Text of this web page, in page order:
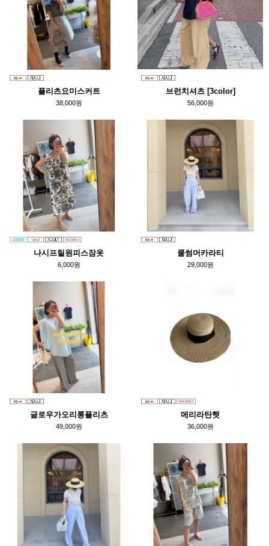
플리츠요미스커트
38,000원
브런치셔츠 [3color]
56,000원
나시프릴원피스잠옷
6,000원
쿨썸머카라티
29,000원
글로우가오리롱플리츠
49,000원
메리라탄햇
36,000원